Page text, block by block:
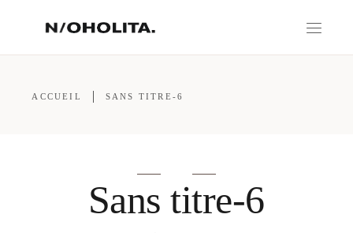
ACCUEIL SANS TITRE-6
Sans titre-6